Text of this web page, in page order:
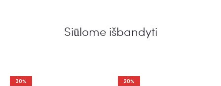
Siūlome išbandyti
30% 20%